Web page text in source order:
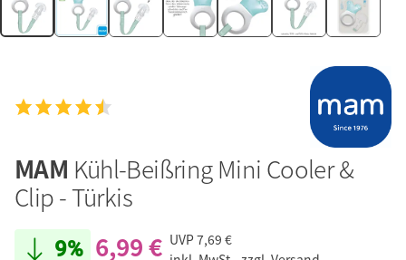
MAM Kühl-Beißring Mini Cooler &
Clip - Türkis
9% 6,99 € UVP7,69 €